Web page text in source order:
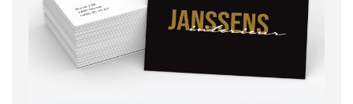
VISITEKAARTJES
Enkelzijdig of dubbelzijdig Matte of glanzende afwerking